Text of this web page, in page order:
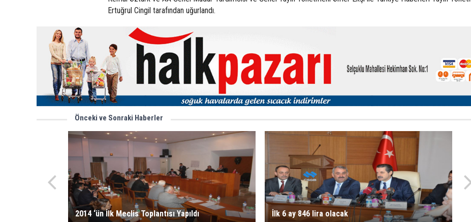
Ertuğrul Cingil tarafından uğurlandı.
Önceki ve Sonraki Haberler
2014 ‘ün İlk Meclis Toplantısı Yapıldı İlk 6 ay 846 lira olacak